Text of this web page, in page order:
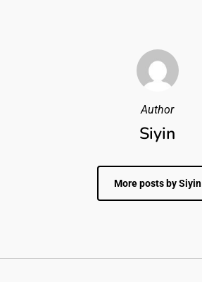
Author
Siyin
More posts by Siyin